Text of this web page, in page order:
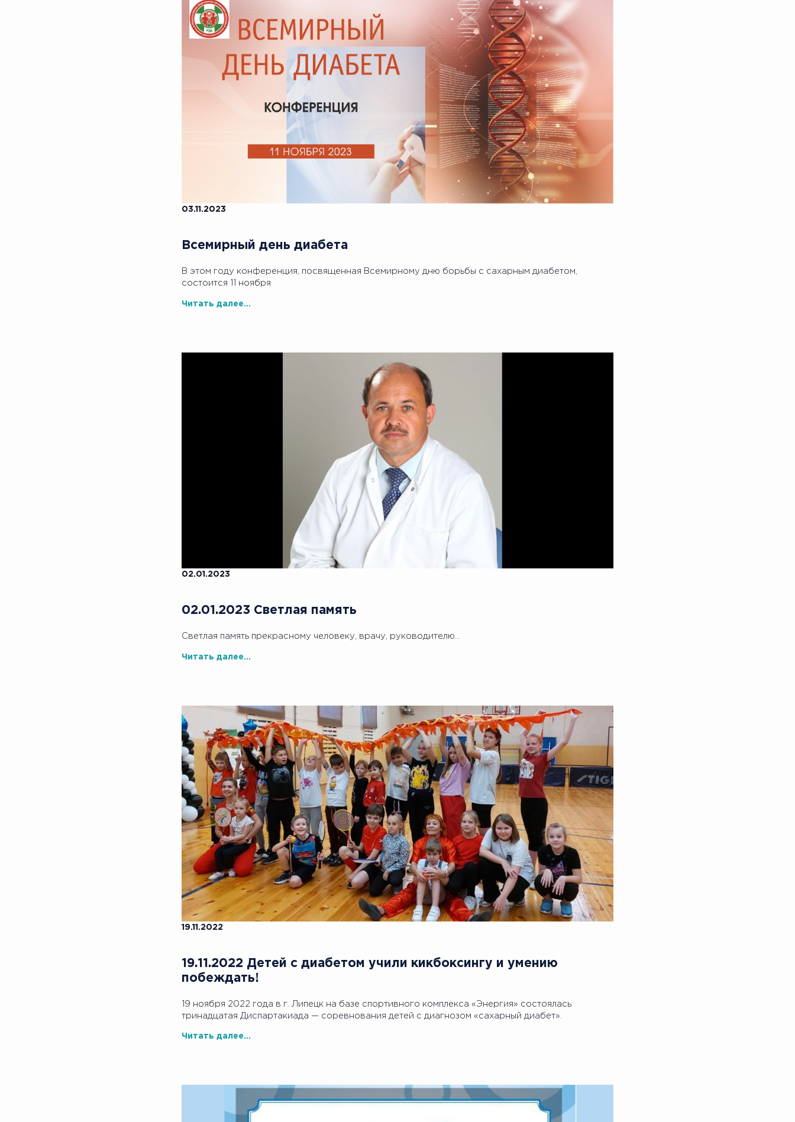
03.11.2023
Всемирный день диабета
В этом году конференция, посвященная Всемирному дню борьбы с сахарным диабетом,
состоится 11 ноября
Читать далее...
02.01.2023
02.01.2023 Светлая память
Светлая память прекрасному человеку, врачу, руководителю...
Читать далее...
19.11.2022
19.11.2022 Детей с диабетом учили кикбоксингу и умению
побеждать!
19 ноября 2022 года в г. Липецк на базе спортивного комплекса «Энергия» состоялась
тринадцатая Диспартакиада — соревнования детей с диагнозом «сахарный диабет».
Читать далее...